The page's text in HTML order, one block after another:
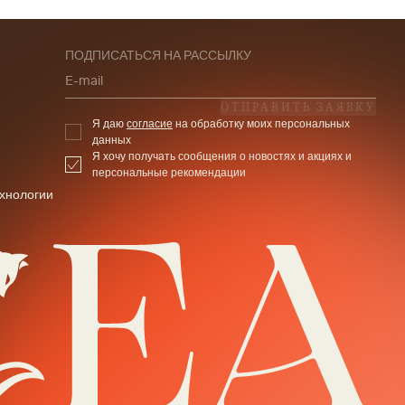
ПОДПИСАТЬСЯ НА РАССЫЛКУ
E-mail
ОТПРАВИТЬ ЗАЯВКУ
Я даю согласие на обработку моих персональных
данных
Я хочу получать сообщения о новостях и акциях и
персональные рекомендации